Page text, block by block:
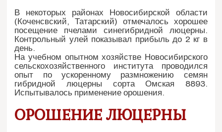
В некоторых районах Новосибирской области
(Коченсвский, Татарский) отмечалось хорошее
посещение пчелами синегибридной люцерны.
Контрольный улей показывал прибыль до 2 кг в
день.
На учебном опытном хозяйстве Новосибирского
сельскохозяйственного института проводился
опыт по ускоренному размножению семян
гибридной люцерны сорта Омская 8893.
Испытывалось применение орошения.
ОРОШЕНИЕ ЛЮЦЕРНЫ